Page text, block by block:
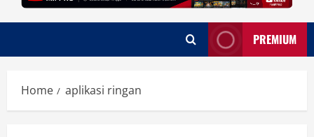
PREMIUM
Home aplikasi ringan